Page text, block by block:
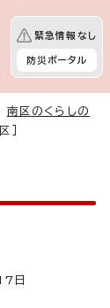
緊急情報なし
防災ポータル
南区のくらしの
日